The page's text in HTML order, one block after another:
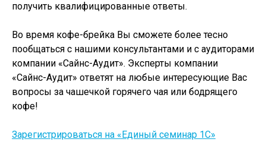
получить квалифицированные ответы.
Во время кофе-брейка Вы сможете более тесно
пообщаться с нашими консультантами и с аудиторами
компании «Сайнс-Аудит». Эксперты компании
«Сайнс-Аудит» ответят на любые интересующие Вас
вопросы за чашечкой горячего чая или бодрящего
кофе!
Зарегистрироваться на «Единый семинар 1С»